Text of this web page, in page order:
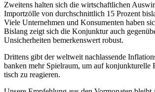
Zweitens halten sich die wirtschaft­li­chen
Import­zölle von durch­schnitt­lich 15 Prozent
Viele Unter­nehmen und Konsu­menten haben
Bislang zeigt sich die Konjunktur auch
Unsicher­heiten bemer­kens­wert robust.
Drittens gibt der weltweit nachlas­sende
banken mehr Spiel­raum, um auf
tisch zu reagieren.